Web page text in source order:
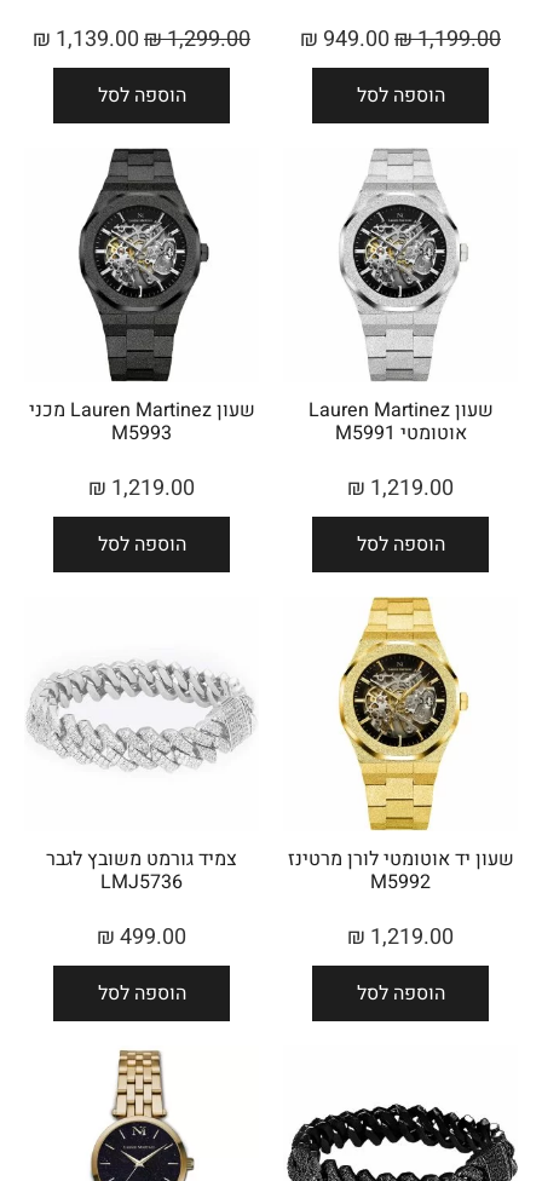
1,199.00
₪
949.00
₪
הוספה לסל
1,299.00
₪
1,139.00
₪
הוספה לסל
שעון Lauren Martinez
אוטומטי M5991
1,219.00
₪
הוספה לסל
שעון Lauren Martinez מכני
M5993
1,219.00
₪
הוספה לסל
שעון יד אוטומטי לורן מרטינז
M5992
1,219.00
₪
הוספה לסל
צמיד גורמט משובץ לגבר
LMJ5736
499.00
₪
הוספה לסל